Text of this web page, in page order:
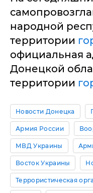
народной
территории
официальная
Донецкой
территории
Новости Донецка
Армия России
МВД Украины
Восток Украины
Террористическая